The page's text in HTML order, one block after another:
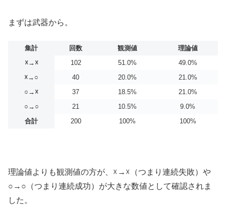
まずは武器から。
集計 回数 観測値
理論値
☓→☓
102 51.0%
49.0%
☓→○
40 20.0%
21.0%
○→☓
37 18.5%
21.0%
○→○
21 10.5%
9.0%
合計
200 100% 100%
理論値よりも観測値の方が、☓→☓（つまり連続失敗）や
○→○（つまり連続成功）が大きな数値として確認されま
した。